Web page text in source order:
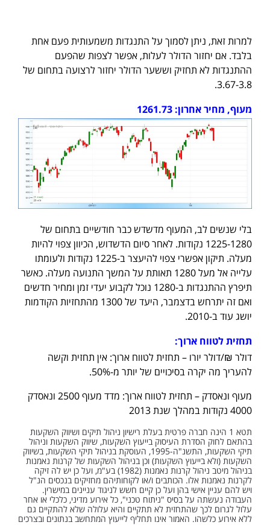
למרות זאת, ניתן לסמוך על התנגדות משמעותית פעם אחת
בלבד. אם יחזור הדולר לעלות, אפשר לצפות שהפעם
ההתנגדות לא תחזיק וששער הדולר יחזור לרצועה בתחום של
3.67-3.8.
מעוף, מחיר אחרון: 1261.73
בלי שנשים לב, המעוף מדשדש כבר חודשיים בתחום של
1225-1280 נקודות. לאחר סיום הדשדוש, הכיוון צפוי להיות
מעלה. תיקון אפשרי צפוי להיעצר ב-1225 נקודות ולעומתו
עלייה אל מעל 1280 תאותת על המשך התנועה מעלה. כאשר
תיפרץ ההתנגדות ב-1280 נוכל לקבוע יעדי זמן ומחיר חדשים
ואם זה יתרחש בדצמבר, היעד של 1300 מהתחזיות הקודמות
יושג עוד ב-2010.
תחזית לטווח ארוך:
דולר ₪/דולר יורו – תחזית לטווח ארוך: אין תחזית וקשה
להעריך מה יקרה בסיכויים של יותר מ-50%.
מעוף ונאסדק – תחזית לטווח ארוך: מדד מעוף 2500 ונאסדק
4000 נקודות במהלך שנת 2013
תטא 1 הינה חברה פרטית בעלת רישיון ניהול תיקים ושיווק השקעות
בהתאם לחוק הסדרת העיסוק בייעוץ השקעות, שיווק השקעות וניהול
תיקי השקעות, התשנ"ה-1995, העוסקת בניהול תיקי השקעות, בשיווק
השקעות (ולא בייעוץ השקעות) וכן בניהול השקעות של קרנות נאמנות
בניהול מיטב ניהול קרנות נאמנות (1982) בע"מ, ועל כן יש לה זיקה
לקרנות נאמנות אלו. הכותבים ו/או לקוחותיהם מחזיקים בנכסים הנ"ל
ויש להם עניין אישי בהן ועל כן קיים חשש לניגוד עניינים במישרין.
העבודה נעשתה על בסיס "ניתוח טכני", כל אירוע מדיני, כלכלי או אחר
עלול לגרום לכך שהתחזית לא תתקיים והיא עלולה שלא להתקיים גם
ללא אירוע כלשהו. האמור אינו תחליף לייעוץ המתחשב בנתונים ובצרכים